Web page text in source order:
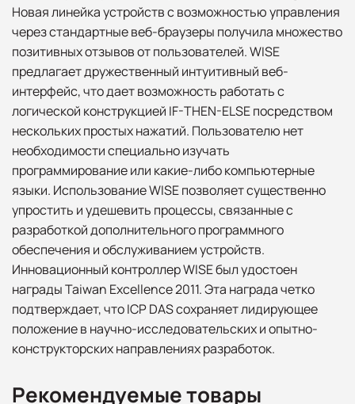
Новая линейка устройств с возможностью управления
через стандартные веб-браузеры получила множество
позитивных отзывов от пользователей. WISE
предлагает дружественный интуитивный веб-
интерфейс, что дает возможность работать с
логической конструкцией IF-THEN-ELSE посредством
нескольких простых нажатий. Пользователю нет
необходимости специально изучать
программирование или какие-либо компьютерные
языки. Использование WISE позволяет существенно
упростить и удешевить процессы, связанные с
разработкой дополнительного программного
обеспечения и обслуживанием устройств.
Инновационный контроллер WISE был удостоен
награды Taiwan Excellence 2011. Эта награда четко
подтверждает, что ICP DAS сохраняет лидирующее
положение в научно-исследовательских и опытно-
конструкторских направлениях разработок.
Рекомендуемые товары